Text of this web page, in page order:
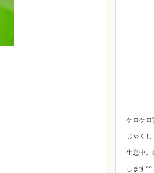
ケロケロ
じゃく
生息中
します^^